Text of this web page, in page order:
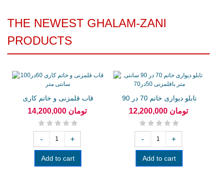
THE NEWEST GHALAM-ZANI
PRODUCTS
قاب قلمزنی و خاتم کاری
14,200,000 تومان
- +
Add to cart
تابلو دیواری خاتم 70 در 90
سانتی... 12,200,000 تومان
- +
Add to cart